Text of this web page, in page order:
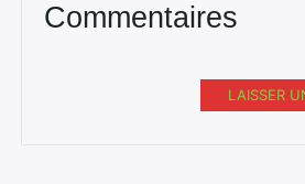
Commentaires
LAISSER